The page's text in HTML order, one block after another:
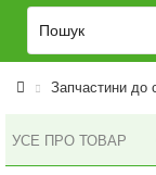
Запчастини до
УСЕ ПРО ТОВАР